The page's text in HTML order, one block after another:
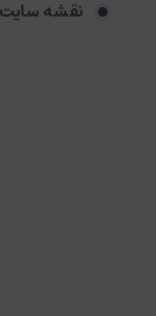
نقشه سایت